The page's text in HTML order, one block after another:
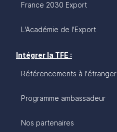
France 2030 Export
L'Académie de l'Export
Intégrer la TFE :
Référencements à l'étranger
Programme ambassadeur
Nos partenaires